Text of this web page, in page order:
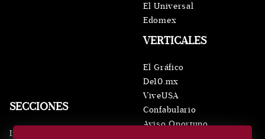
SECCIONES
Inicio
VERTICALES
El Gráfico
De10.mx
ViveUSA
Confabulario
Aviso Oportuno
El Universal
Edomex